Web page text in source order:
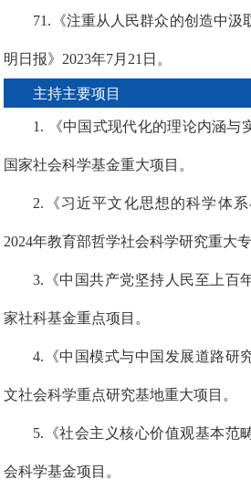
71 . 《注重从人民群众的创造中汲
明日报》2023年7月21日。
主持主要项目
1. 《中国式现代化的理论内涵与
国家社会科学基金重大项目。
2.《习近平文化思想的科学体
2024年教育部哲学社会科学研究重大专
3. 《中国共产党坚持人民至上百
家社科基金重点项目。
4.《中国模式与中国发展道路研
文社会科学重点研究基地重大项目。
5.《社会主义核心价值观基本范
会科学基金项目。